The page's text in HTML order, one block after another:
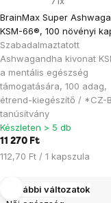
BrainMax Super
KSM-66®, 100 növényi
Szabadalmaztatott
Ashwagandha kivonat
a mentális egészség
támogatására, 100 adag,
étrend-kiegészítő / *CZ-
tanúsítvány
Készleten > 5 db
11 270 Ft
Egységár:
112,70 Ft / 1 kapszula
További változatok